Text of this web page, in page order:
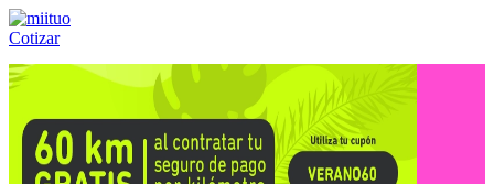
Cotizar
Llámanos al:(55) 84-21-05-00 ó